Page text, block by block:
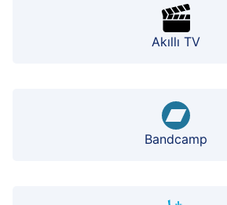
Akıllı TV
Bandcamp